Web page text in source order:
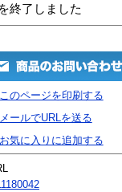
終了しました
のページを印刷する
ールでURLを送る
お気に入りに追加する